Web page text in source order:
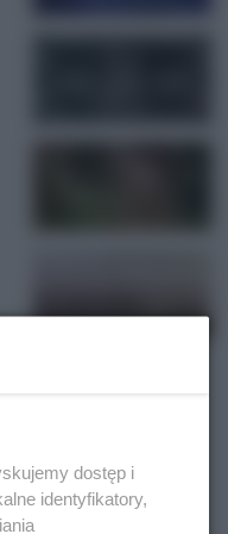
dostęp i
identyfikatory,